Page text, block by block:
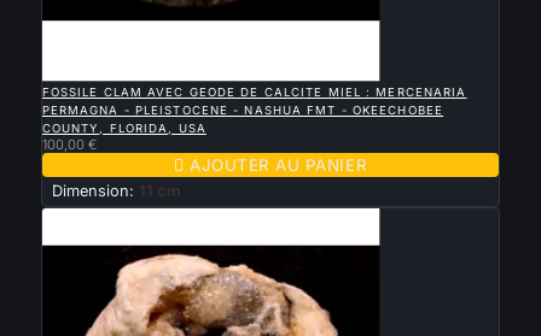
FOSSILE CLAM AVEC GEODE DE CALCITE MIEL : MERCENARIA
PERMAGNA - PLEISTOCENE - NASHUA FMT - OKEECHOBEE
COUNTY, FLORIDA, USA
100,00 €
 AJOUTER AU PANIER
Dimension: 11 cm